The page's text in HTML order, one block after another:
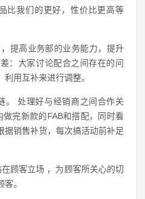
比我们的更好，性价比更高等
提高业务部的业务能力，提升
：大家讨论配合之间存在的问
用互补来进行调整。
。 处理好与经销商之间合作关
完新款的FAB和搭配，同时看
据销售补货，每次搞活动前补足
顾客立场 ，为顾客所关心的切
。